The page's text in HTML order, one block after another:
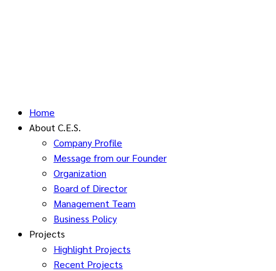
Home
About C.E.S.
Company Profile
Message from our Founder
Organization
Board of Director
Management Team
Business Policy
Projects
Highlight Projects
Recent Projects